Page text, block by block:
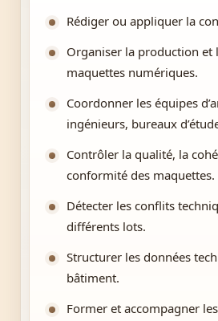
Rédiger ou appliquer la
Organiser la production et
maquettes numériques.
Coordonner les équipes
ingénieurs, bureaux
Contrôler la qualité, la
conformité des maquettes.
Détecter les conflits
différents lots.
Structurer les données
bâtiment.
Former et accompagner